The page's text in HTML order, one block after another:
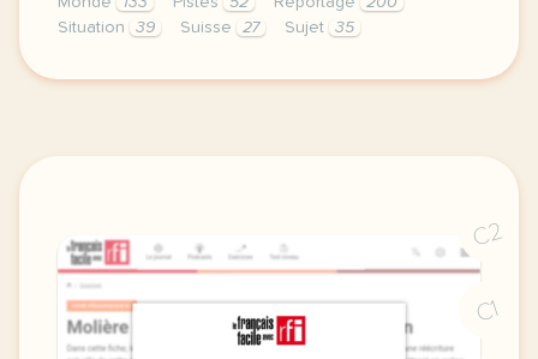
Situation
39 Suisse 27 Sujet 35
didomi host didomi components button cursor
C2
C1